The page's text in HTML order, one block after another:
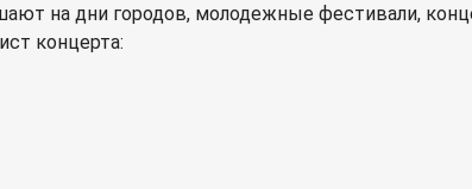
на дни городов, молодежные фестивали,
концерта: